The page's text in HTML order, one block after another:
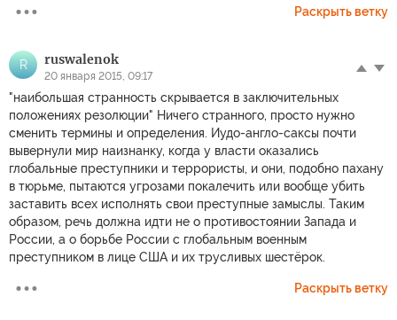
Раскрыть ветку
R ruswalenok
20 января 2015, 09:17
"наибольшая странность скрывается в заключительных
положениях резолюции" Ничего странного, просто нужно
сменить термины и определения. Иудо-англо-саксы почти
вывернули мир наизнанку, когда у власти оказались
глобальные преступники и террористы, и они, подобно пахану
в тюрьме, пытаются угрозами покалечить или вообще убить
заставить всех исполнять свои преступные замыслы. Таким
образом, речь должна идти не о противостоянии Запада и
России, а о борьбе России с глобальным военным
преступником в лице США и их трусливых шестёрок.
Раскрыть ветку